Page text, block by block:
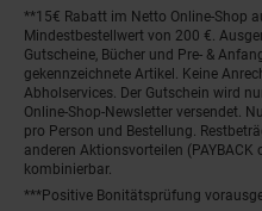
**15€ Rabatt im Netto Online-Shop
Mindestbestellwert von 200 €.
Gutscheine, Bücher und Pre- &
gekennzeichnete Artikel. Keine
Abholservices. Der Gutschein wird
Online-Shop-Newsletter versendet.
pro Person und Bestellung.
anderen Aktionsvorteilen
kombinierbar.
***Positive Bonitätsprüfung